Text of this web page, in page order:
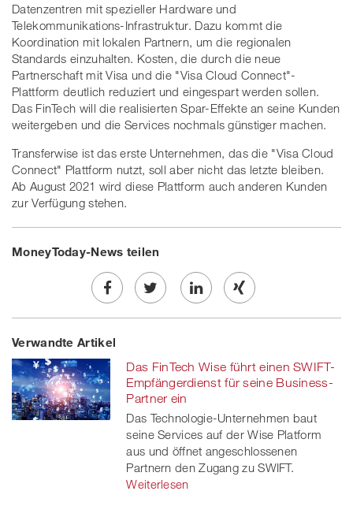
Datenzentren mit spezieller Hardware und
Telekommunikations-Infrastruktur. Dazu kommt die
Koordination mit lokalen Partnern, um die regionalen
Standards einzuhalten. Kosten, die durch die neue
Partnerschaft mit Visa und die "Visa Cloud Connect"-
Plattform deutlich reduziert und eingespart werden sollen.
Das FinTech will die realisierten Spar-Effekte an seine Kunden
weitergeben und die Services nochmals günstiger machen.
Transferwise ist das erste Unternehmen, das die "Visa Cloud
Connect" Plattform nutzt, soll aber nicht das letzte bleiben.
Ab August 2021 wird diese Plattform auch anderen Kunden
zur Verfügung stehen.
MoneyToday-News teilen
Share
on
Facebook
Twe
on
twitt
er
Share
linkedin
Share
Xing
Verwandte Artikel
Das FinTech Wise führt einen SWIFT-
Empfängerdienst für seine Business-
Partner ein
Das Technologie-Unternehmen baut
seine Services auf der Wise Platform
aus und öffnet angeschlossenen
Partnern den Zugang zu SWIFT.
Weiterlesen